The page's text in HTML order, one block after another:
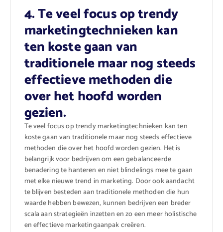
4. Te veel focus op trendy
marketingtechnieken kan
ten koste gaan van
traditionele maar nog steeds
effectieve methoden die
over het hoofd worden
gezien.
Te veel focus op trendy marketingtechnieken kan ten
koste gaan van traditionele maar nog steeds effectieve
methoden die over het hoofd worden gezien. Het is
belangrijk voor bedrijven om een gebalanceerde
benadering te hanteren en niet blindelings mee te gaan
met elke nieuwe trend in marketing. Door ook aandacht
te blijven besteden aan traditionele methoden die hun
waarde hebben bewezen, kunnen bedrijven een breder
scala aan strategieën inzetten en zo een meer holistische
en effectieve marketingaanpak creëren.